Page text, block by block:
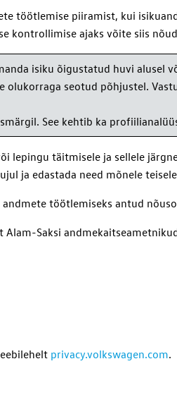
töötlemise piiramist, kui
kontrollimise ajaks võite siis
isiku õigustatud huvi alusel
seotud põhjustel.
See kehtib ka
lepingu täitmisele ja sellele
ja edastada need mõnele
töötlemiseks antud
Alam-Saksi
privacy.volkswagen.com.